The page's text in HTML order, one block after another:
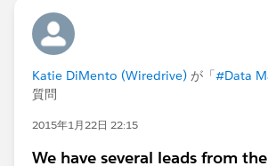
Katie DiMento (Wiredrive) が「#Data
質問
2015年1月22日 22:15
We have several leads from